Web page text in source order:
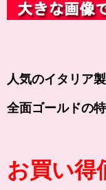
人気のイタリア
全面ゴールドの特
お買い得